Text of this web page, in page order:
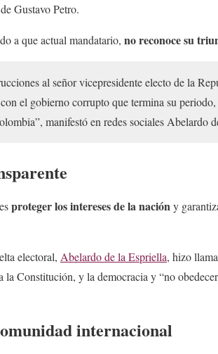
Gustavo Petro.
a que actual mandatario, no reconoce su
al señor vicepresidente electo de la
el gobierno corrupto que termina su
manifestó en redes sociales Abelardo
proteger los intereses de la nacióny
electoral, Abelardo de la Espriella, hizo
la Constitución, y la democracia y “no
internacional